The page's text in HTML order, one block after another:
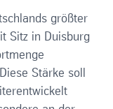
größter
Sitz in Duisburg
Stärke soll